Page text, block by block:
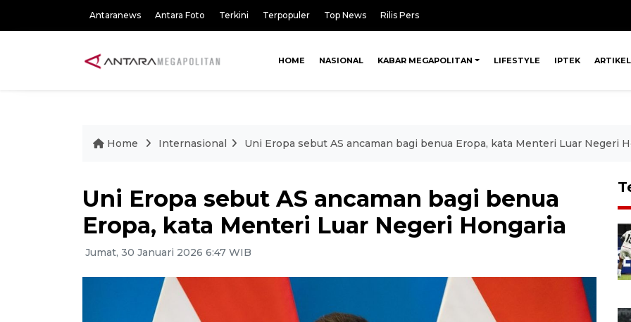
Antaranews Antara Foto Terkini Terpopuler Top News Rilis Pers
HOME NASIONAL KABAR MEGAPOLITAN LIFESTYLE IPTEK ARTIKEL
Home Internasional Uni Eropa sebut AS ancaman bagi benua Eropa, kata Menteri Luar Negeri
Uni Eropa sebut AS ancaman bagi benua
Eropa, kata Menteri Luar Negeri Hongaria
Jumat, 30 Januari 2026 6:47 WIB